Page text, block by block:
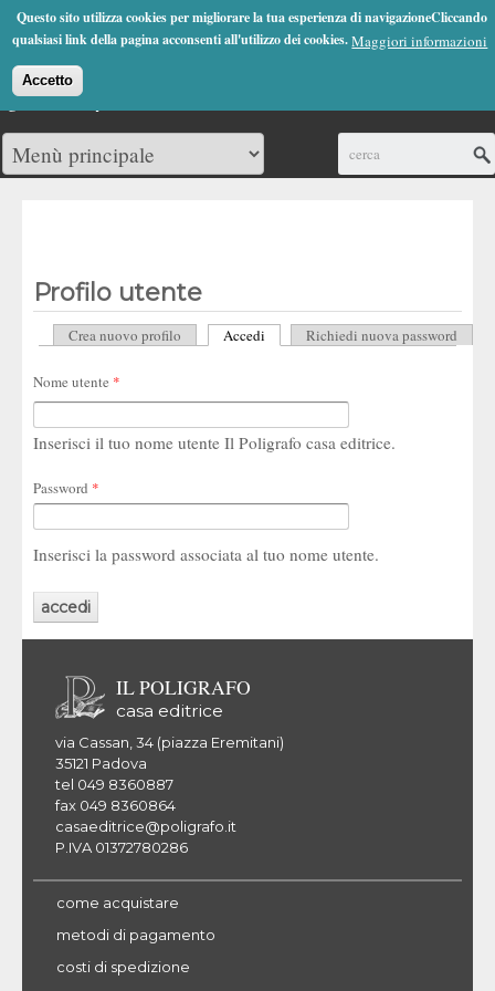
Questo sito utilizza cookies per migliorare la tua esperienza di navigazioneCliccando
qualsiasi link della pagina acconsenti all'utilizzo dei cookies.Maggiori informazioni
Accetto
Jump to Navigation
(0)
Profilo utente
Schede primarie
Crea nuovo profilo Accedi (scheda attiva)
Richiedi nuova password
Nome utente *
Inserisci il tuo nome utente Il Poligrafo casa editrice.
Password *
Inserisci la password associata al tuo nome utente.
IL POLIGRAFO
casa editrice
via Cassan, 34 (piazza Eremitani)
35121 Padova
tel 049 8360887
fax 049 8360864
casaeditrice@poligrafo.it
P.IVA 01372780286
come acquistare
metodi di pagamento
costi di spedizione